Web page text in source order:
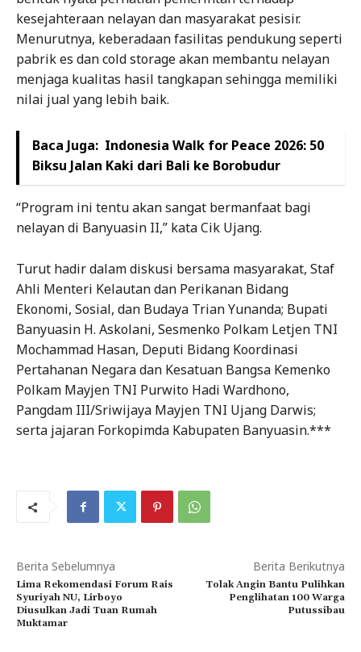
kesejahteraan nelayan dan masyarakat pesisir.
Menurutnya, keberadaan fasilitas pendukung seperti
pabrik es dan cold storage akan membantu nelayan
menjaga kualitas hasil tangkapan sehingga memiliki
nilai jual yang lebih baik.
Baca Juga: Indonesia Walk for Peace 2026: 50
Biksu Jalan Kaki dari Bali ke Borobudur
“Program ini tentu akan sangat bermanfaat bagi
nelayan di Banyuasin II,” kata Cik Ujang.
Turut hadir dalam diskusi bersama masyarakat, Staf
Ahli Menteri Kelautan dan Perikanan Bidang
Ekonomi, Sosial, dan Budaya Trian Yunanda; Bupati
Banyuasin H. Askolani, Sesmenko Polkam Letjen TNI
Mochammad Hasan, Deputi Bidang Koordinasi
Pertahanan Negara dan Kesatuan Bangsa Kemenko
Polkam Mayjen TNI Purwito Hadi Wardhono,
Pangdam III/Sriwijaya Mayjen TNI Ujang Darwis;
serta jajaran Forkopimda Kabupaten Banyuasin.***
Berita Sebelumnya
Lima Rekomendasi Forum Rais
Syuriyah NU, Lirboyo
Diusulkan Jadi Tuan Rumah
Muktamar
Berita Berikutnya
Tolak Angin Bantu Pulihkan
Penglihatan 100 Warga
Putussibau